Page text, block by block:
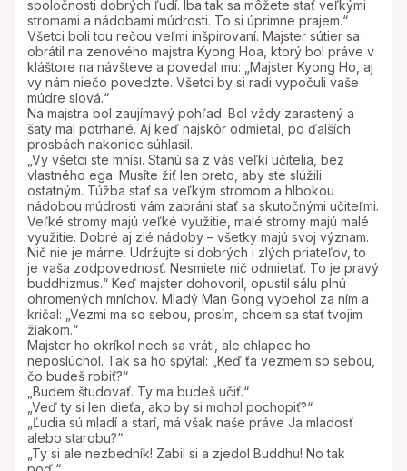
spoločnosti dobrých ľudí. Iba tak sa môžete stať veľkými
stromami a nádobami múdrosti. To si úprimne prajem.“
Všetci boli tou rečou veľmi inšpirovaní. Majster sútier sa
obrátil na zenového majstra Kyong Hoa, ktorý bol práve v
kláštore na návšteve a povedal mu: „Majster Kyong Ho, aj
vy nám niečo povedzte. Všetci by si radi vypočuli vaše
múdre slová.“
Na majstra bol zaujímavý pohľad. Bol vždy zarastený a
šaty mal potrhané. Aj keď najskôr odmietal, po ďalších
prosbách nakoniec súhlasil.
„Vy všetci ste mnísi. Stanú sa z vás veľkí učitelia, bez
vlastného ega. Musíte žiť len preto, aby ste slúžili
ostatným. Túžba stať sa veľkým stromom a hlbokou
nádobou múdrosti vám zabráni stať sa skutočnými učiteľmi.
Veľké stromy majú veľké využitie, malé stromy majú malé
využitie. Dobré aj zlé nádoby – všetky majú svoj význam.
Nič nie je márne. Udržujte si dobrých i zlých priateľov, to
je vaša zodpovednosť. Nesmiete nič odmietať. To je pravý
buddhizmus.“ Keď majster dohovoril, opustil sálu plnú
ohromených mníchov. Mladý Man Gong vybehol za ním a
kričal: „Vezmi ma so sebou, prosím, chcem sa stať tvojim
žiakom.“
Majster ho okríkol nech sa vráti, ale chlapec ho
neposlúchol. Tak sa ho spýtal: „Keď ťa vezmem so sebou,
čo budeš robiť?“
„Budem študovať. Ty ma budeš učiť.“
„Veď ty si len dieťa, ako by si mohol pochopiť?“
„Ľudia sú mladí a starí, má však naše práve Ja mladosť
alebo starobu?“
„Ty si ale nezbedník! Zabil si a zjedol Buddhu! No tak